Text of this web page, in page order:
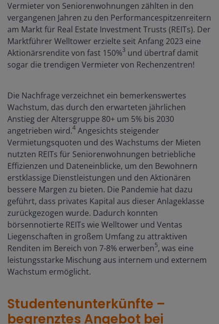
Vermieter von Seniorenwohnungen zählten in den
vergangenen Jahren zu den Performancespitzenreitern
am Markt für Real Estate Investment Trusts (REITs). Der
Marktführer Welltower erzielte seit Anfang 2023 eine
Aktionärsrendite von fast 150%3 und übertraf damit
sogar die trendigen Vermieter von Rechenzentren!
Die Nachfrage verzeichnet ein bemerkenswertes
Wachstum, das durch den erwarteten jährlichen
Anstieg der Altersgruppe 80+ um 5% bis 2030
angetrieben wird.4 Angesichts steigender
Vermietungsquoten und des Wachstums der Mieten
nutzten REITs für Seniorenwohnungen betriebliche
Effizienzen und Dateneinblicke, um den Bewohnern
erstklassige Dienstleistungen und den Aktionären
bessere Margen zu bieten. Die Pandemie hat dazu
geführt, dass privates Kapital aus dieser Anlageklasse
zurückgezogen wurde. Dadurch konnten
börsennotierte REITs wie Welltower und Ventas
Liegenschaften in großem Umfang zu attraktiven
Renditen im Bereich von 7-8% erwerben5, was eine
leistungsstarke Mischung aus internem und externem
Wachstum ermöglicht.
Studentenunterkünfte –
begrenztes Angebot bei